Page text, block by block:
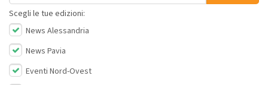
Scegli le tue edizioni:
News Alessandria
News Pavia
Eventi Nord-Ovest